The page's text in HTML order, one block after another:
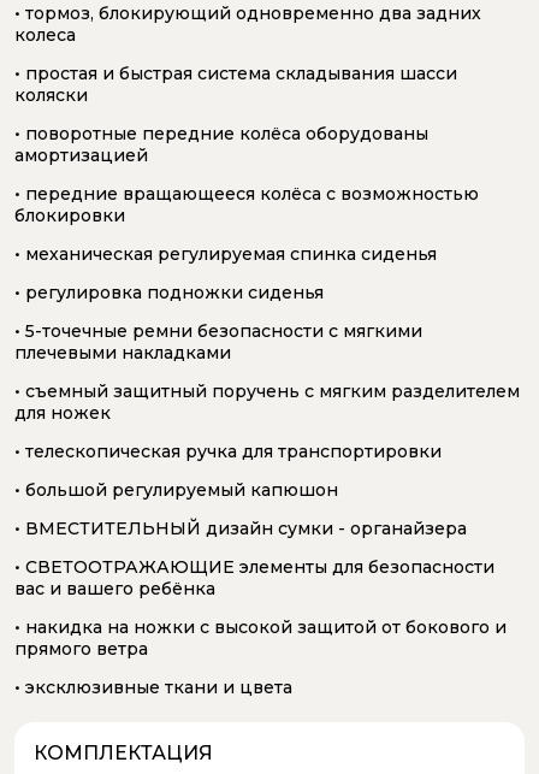
• тормоз, блокирующий одновременно два задних
колеса
• простая и быстрая система складывания шасси
коляски
• поворотные передние колёса оборудованы
амортизацией
• передние вращающееся колёса с возможностью
блокировки
• механическая регулируемая спинка сиденья
• регулировка подножки сиденья
• 5-точечные ремни безопасности с мягкими
плечевыми накладками
• съемный защитный поручень с мягким разделителем
для ножек
• телескопическая ручка для транспортировки
• большой регулируемый капюшон
• ВМЕСТИТЕЛЬНЫЙ дизайн сумки - органайзера
• СВЕТООТРАЖАЮЩИЕ элементы для безопасности
вас и вашего ребёнка
• накидка на ножки с высокой защитой от бокового и
прямого ветра
• эксклюзивные ткани и цвета
КОМПЛЕКТАЦИЯ